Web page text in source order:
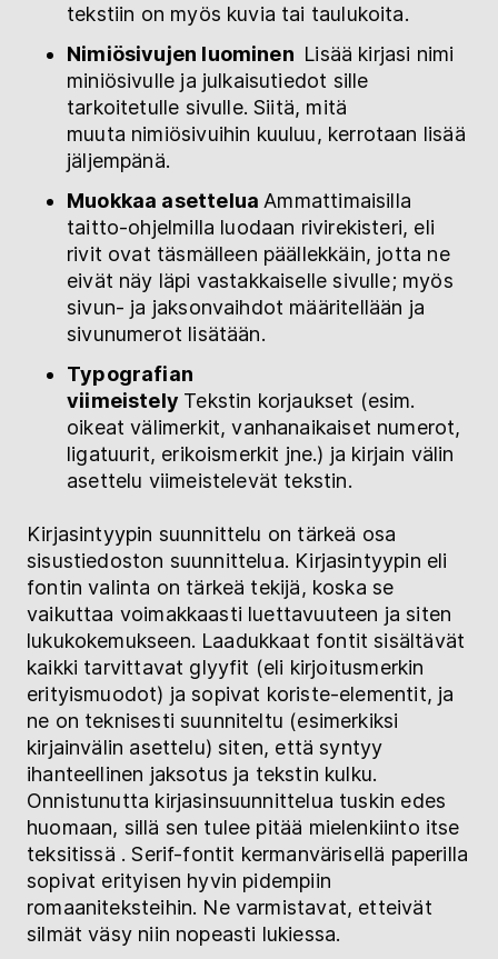
tekstiin on myös kuvia tai taulukoita.
Nimiösivujen luominen Lisää kirjasi nimi
miniösivulle ja julkaisutiedot sille
tarkoitetulle sivulle. Siitä, mitä
muuta nimiösivuihin kuuluu, kerrotaan lisää
jäljempänä.
Muokkaa asettelua Ammattimaisilla
taitto-ohjelmilla luodaan rivirekisteri, eli
rivit ovat täsmälleen päällekkäin, jotta ne
eivät näy läpi vastakkaiselle sivulle; myös
sivun- ja jaksonvaihdot määritellään ja
sivunumerot lisätään.
Typografian
viimeistely Tekstin korjaukset (esim.
oikeat välimerkit, vanhanaikaiset numerot,
ligatuurit, erikoismerkit jne.) ja kirjain välin
asettelu viimeistelevät tekstin.
Kirjasintyypin suunnittelu on tärkeä osa
sisustiedoston suunnittelua. Kirjasintyypin eli
fontin valinta on tärkeä tekijä, koska se
vaikuttaa voimakkaasti luettavuuteen ja siten
lukukokemukseen. Laadukkaat fontit sisältävät
kaikki tarvittavat glyyfit (eli kirjoitusmerkin
erityismuodot) ja sopivat koriste-elementit, ja
ne on teknisesti suunniteltu (esimerkiksi
kirjainvälin asettelu) siten, että syntyy
ihanteellinen jaksotus ja tekstin kulku.
Onnistunutta kirjasinsuunnittelua tuskin edes
huomaan, sillä sen tulee pitää mielenkiinto itse
teksitissä . Serif-fontit kermanvärisellä paperilla
sopivat erityisen hyvin pidempiin
romaaniteksteihin. Ne varmistavat, etteivät
silmät väsy niin nopeasti lukiessa.